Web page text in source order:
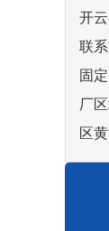
开
联
固
厂
区